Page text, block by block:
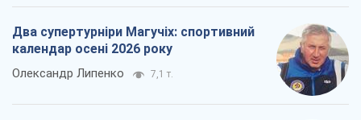
Два супертурніри Магучіх: спортивний
календар осені 2026 року
Олександр Липенко 7,1 т.